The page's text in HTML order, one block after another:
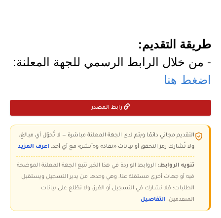
طريقة التقديم:
- من خلال الرابط الرسمي للجهة المعلنة:
اضغط هنا
رابط المصدر
التقديم مجاني دائمًا ويتم لدى الجهة المعلنة مباشرة — لا تُحوّل أي مبالغ،
ولا تُشارك رمز التحقق أو بيانات «نفاذ» و«أبشر» مع أي أحد. اعرف المزيد
تنويه الروابط: الروابط الواردة في هذا الخبر تتبع الجهة المعلنة الموضحة
فيه أو جهات أخرى مستقلة عنا، وهي وحدها من يدير التسجيل ويستقبل
الطلبات؛ فلا نشارك في التسجيل أو الفرز، ولا نطّلع على بيانات
المتقدمين. التفاصيل